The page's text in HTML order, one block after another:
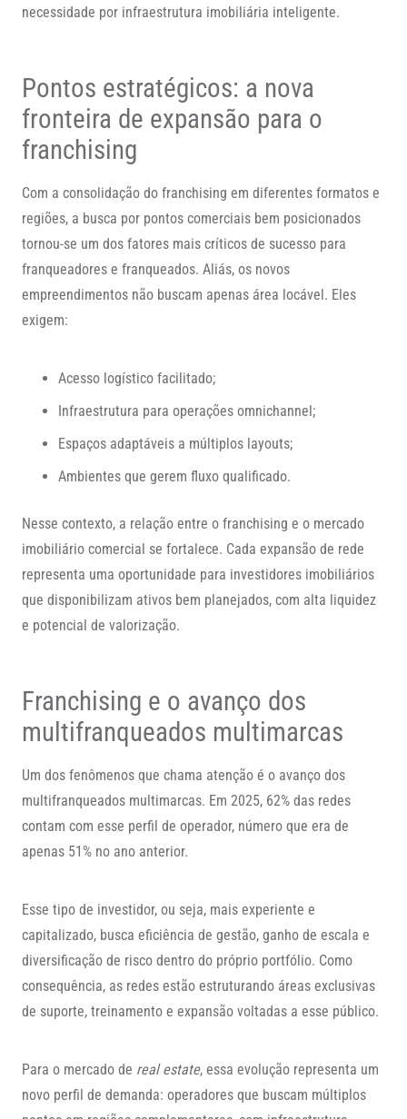
necessidade por infraestrutura imobiliária inteligente.
Pontos estratégicos: a nova
fronteira de expansão para o
franchising
Com a consolidação do franchising em diferentes formatos e
regiões, a busca por pontos comerciais bem posicionados
tornou-se um dos fatores mais críticos de sucesso para
franqueadores e franqueados. Aliás, os novos
empreendimentos não buscam apenas área locável. Eles
exigem:
Acesso logístico facilitado;
Infraestrutura para operações omnichannel;
Espaços adaptáveis a múltiplos layouts;
Ambientes que gerem fluxo qualificado.
Nesse contexto, a relação entre o franchising e o mercado
imobiliário comercial se fortalece. Cada expansão de rede
representa uma oportunidade para investidores imobiliários
que disponibilizam ativos bem planejados, com alta liquidez
e potencial de valorização.
Franchising e o avanço dos
multifranqueados multimarcas
Um dos fenômenos que chama atenção é o avanço dos
multifranqueados multimarcas. Em 2025, 62% das redes
contam com esse perfil de operador, número que era de
apenas 51% no ano anterior.
Esse tipo de investidor, ou seja, mais experiente e
capitalizado, busca eficiência de gestão, ganho de escala e
diversificação de risco dentro do próprio portfólio. Como
consequência, as redes estão estruturando áreas exclusivas
de suporte, treinamento e expansão voltadas a esse público.
Para o mercado de real estate, essa evolução representa um
novo perfil de demanda: operadores que buscam múltiplos